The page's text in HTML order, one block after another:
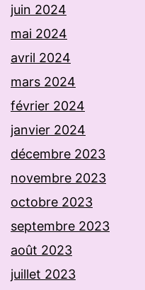
juin 2024
mai 2024
avril 2024
mars 2024
février 2024
janvier 2024
décembre 2023
novembre 2023
octobre 2023
septembre 2023
août 2023
juillet 2023